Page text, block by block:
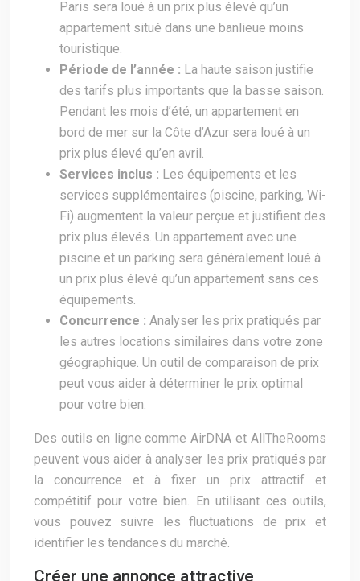
Paris sera loué à un prix plus élevé qu’un
appartement situé dans une banlieue moins
touristique.
Période de l’année : La haute saison justifie
des tarifs plus importants que la basse saison.
Pendant les mois d’été, un appartement en
bord de mer sur la Côte d’Azur sera loué à un
prix plus élevé qu’en avril.
Services inclus : Les équipements et les
services supplémentaires (piscine, parking, Wi-
Fi) augmentent la valeur perçue et justifient des
prix plus élevés. Un appartement avec une
piscine et un parking sera généralement loué à
un prix plus élevé qu’un appartement sans ces
équipements.
Concurrence : Analyser les prix pratiqués par
les autres locations similaires dans votre zone
géographique. Un outil de comparaison de prix
peut vous aider à déterminer le prix optimal
pour votre bien.
Des outils en ligne comme AirDNA et AllTheRooms
peuvent vous aider à analyser les prix pratiqués par
la concurrence et à fixer un prix attractif et
compétitif pour votre bien. En utilisant ces outils,
vous pouvez suivre les fluctuations de prix et
identifier les tendances du marché.
Créer une annonce attractive